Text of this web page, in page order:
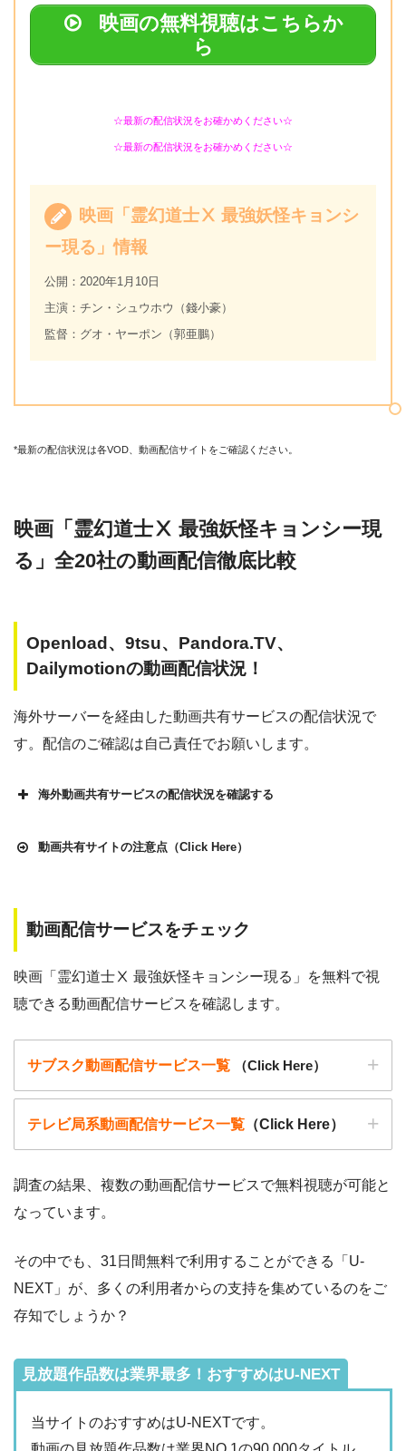
映画の無料視聴はこちらか
ら
☆最新の配信状況をお確かめください☆
☆最新の配信状況をお確かめください☆
映画「霊幻道士Ⅹ 最強妖怪キョンシ
ー現る」情報
公開：2020年1月10日
主演：チン・シュウホウ（錢小豪）
監督：グオ・ヤーポン（郭亜鵬）
*最新の配信状況は各VOD、動画配信サイトをご確認ください。
映画「霊幻道士Ⅹ 最強妖怪キョンシー現
る」全20社の動画配信徹底比較
Openload、9tsu、Pandora.TV、
Dailymotionの動画配信状況！
海外サーバーを経由した動画共有サービスの配信状況で
す。配信のご確認は自己責任でお願いします。
海外動画共有サービスの配信状況を確認する
各動画共有サイトを実際に確認する
▶︎9tsu
▶︎Pandora.TV
動画共有サイトの注意点（Click Here）
Openloadや9tsu、無料ホームシアターなどの海外動画共有サ
いる恐れがあります。
法律に触れることはもちろん、フィッシング詐欺やウイルス
感染によるスマホ・パソコントラブルの原因となります。
こうした動画共有サイトでの動画の視聴は控える事をおすす
めします。
また、著作権については、保護の・違反に対しての厳罰化の
法改正がされました。（詳しくは「文化庁」WEBサイト参
照）
著作物の取り扱いについては注意喚起が「
す。
以下で紹介する動画配信サイトは安全に作品を視聴することがで
きます。
動画配信サービスをチェック
映画「霊幻道士Ⅹ 最強妖怪キョンシー現る」を無料で視
聴できる動画配信サービスを確認します。
サブスク動画配信サービス一覧 （Click Here）
・月額料金
ー
FODプレミアム
・31日間
・2189円
テレビ局系動画配信サービス一覧 （Click Here）
動画配信サービ
ス
Tver
ー ー
調査の結果、複数の動画配信サービスで無料視聴が可能と
なっています。
その中でも、31日間無料で利用することができる「U-
NEXT」が、多くの利用者からの支持を集めているのをご
存知でしょうか？
見放題作品数は業界最多！おすすめはU-NEXT
当サイトのおすすめはU-NEXTです。